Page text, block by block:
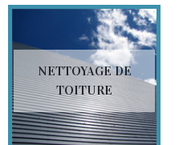
NETTOYAGE DE
TOITURE